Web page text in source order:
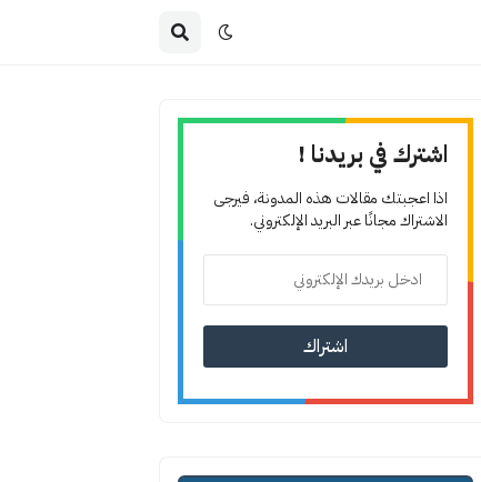
اشترك في بريدنا !
اذا اعجبتك مقالات هذه المدونة، فيرجى
الاشتراك مجانًا عبر البريد الإلكتروني.